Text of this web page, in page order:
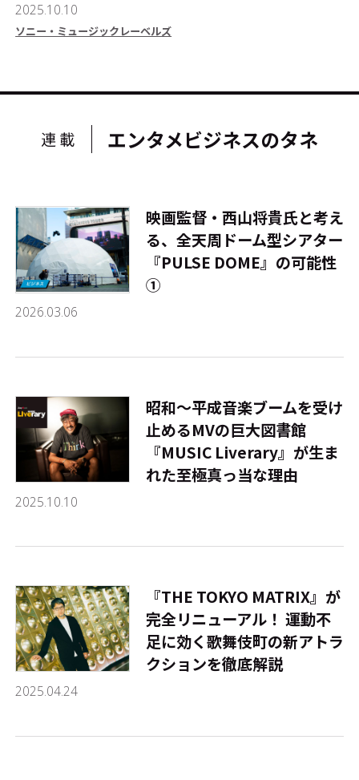
本サイトご利用にあたって
2025.10.10
ソニー・ミュージックレーベルズ
連載 エンタメビジネスのタネ
2026.03.06
映画監督・西山将貴氏と考え
る、全天周ドーム型シアター
『PULSE DOME』の可能性
①
2025.10.10
昭和～平成音楽ブームを受け
止めるMVの巨大図書館
『MUSIC Liverary』が生ま
れた至極真っ当な理由
2025.04.24
『THE TOKYO MATRIX』が
完全リニューアル！ 運動不
足に効く歌舞伎町の新アトラ
クションを徹底解説